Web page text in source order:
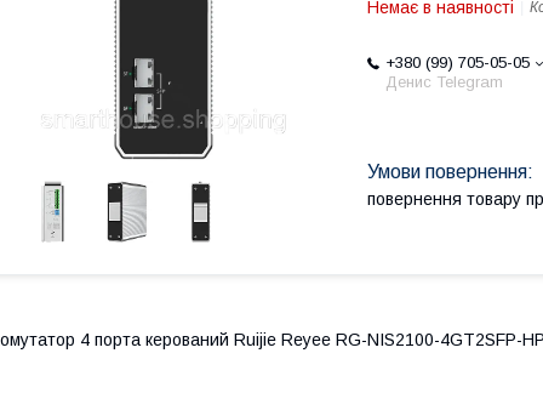
Немає в наявності
+380 (99) 705-05-05
Денис Telegram
повернення товару
4 порта керований Ruijie Reyee RG-NIS2100-4GT2SFP-